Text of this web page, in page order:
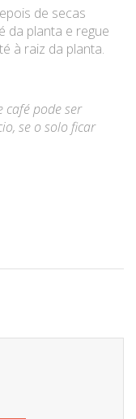
de secas
da planta e regue
à raiz da planta.
café pode ser
se o solo ficar